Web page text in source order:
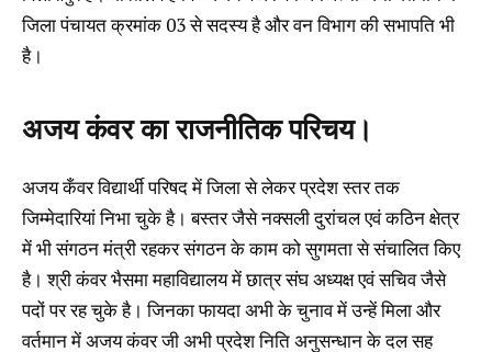
जिला पंचायत क्रमांक 03 से सदस्य है और वन विभाग की सभापति भी
है।
अजय कंवर का राजनीतिक परिचय।
अजय कँवर विद्यार्थी परिषद में जिला से लेकर प्रदेश स्तर तक
जिम्मेदारियां निभा चुके है। बस्तर जैसे नक्सली दुरांचल एवं कठिन क्षेत्र
में भी संगठन मंत्री रहकर संगठन के काम को सुगमता से संचालित किए
है। श्री कंवर भैसमा महाविद्यालय में छात्र संघ अध्यक्ष एवं सचिव जैसे
पदों पर रह चुके है। जिनका फायदा अभी के चुनाव में उन्हें मिला और
वर्तमान में अजय कंवर जी अभी प्रदेश निति अनुसन्धान के दल सह